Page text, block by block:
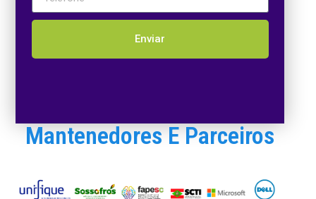
Enviar
Mantenedores E Parceiros